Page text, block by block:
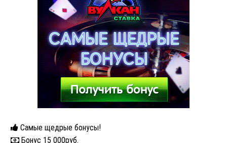
Самые щедрые бонусы!
Бонус 15 000руб.